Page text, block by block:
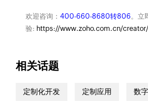
欢迎咨询： 400-660-8680转806。立
验: https://www.zoho.com.cn/creator/
相关话题
定制化开发 定制应用 数